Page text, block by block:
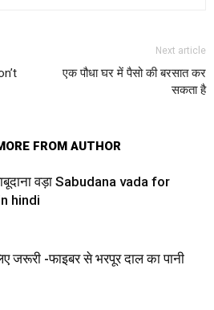
Next article
एक पौधा घर में पैसो की बरसात कर
सकता है
FROM AUTHOR
वड़ा Sabudana vada for
hindi
जरूरी -फाइबर से भरपूर दाल का पानी